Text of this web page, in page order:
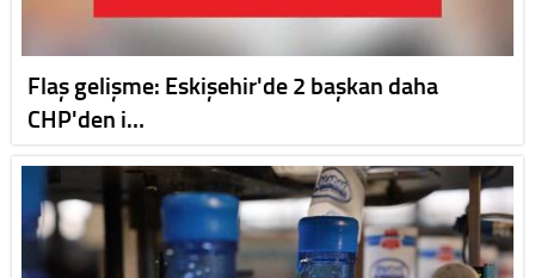
Flaş gelişme: Eskişehir'de 2 başkan daha
CHP'den i…